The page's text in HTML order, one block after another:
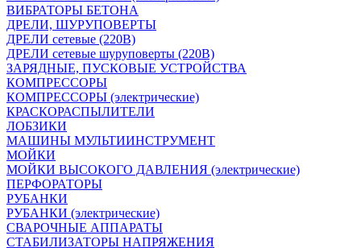
ВИБРАТОРЫ БЕТОНА
ДРЕЛИ, ШУРУПОВЕРТЫ
ДРЕЛИ сетевые (220В)
ДРЕЛИ сетевые шуруповерты (220В)
ЗАРЯДНЫЕ, ПУСКОВЫЕ УСТРОЙСТВА
КОМПРЕССОРЫ
КОМПРЕССОРЫ (электрические)
КРАСКОРАСПЫЛИТЕЛИ
ЛОБЗИКИ
МАШИНЫ МУЛЬТИИНСТРУМЕНТ
МОЙКИ
МОЙКИ ВЫСОКОГО ДАВЛЕНИЯ (электрические)
ПЕРФОРАТОРЫ
РУБАНКИ
РУБАНКИ (электрические)
СВАРОЧНЫЕ АППАРАТЫ
СТАБИЛИЗАТОРЫ НАПРЯЖЕНИЯ